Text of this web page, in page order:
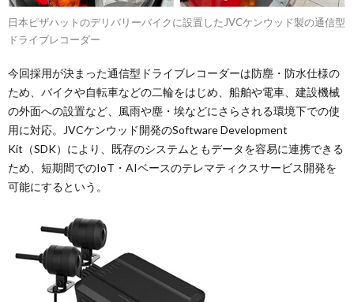
日本ピザハットのデリバリーバイクに設置したJVCケンウッド製の通信型
ドライブレコーダー
今回採用が決まった通信型ドライブレコーダーは防塵・防水仕様の
ため、バイクや自転車などの二輪をはじめ、船舶や電車、建設機械
の外面への設置など、風雨や塵・埃などにさらされる環境下での使
用に対応。JVCケンウッド開発のSoftware Development
Kit（SDK）により、既存のシステムともデータを容易に連携できる
ため、短期間でのIoT・AIベースのテレマティクスサービス開発を
可能にするという。